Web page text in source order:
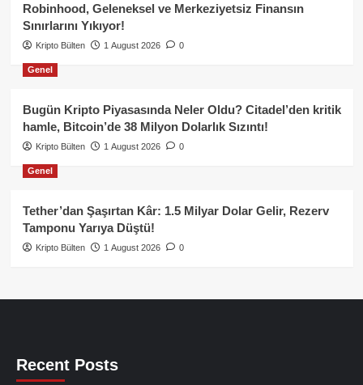
Robinhood, Geleneksel ve Merkeziyetsiz Finansın
Sınırlarını Yıkıyor!
Kripto Bülten 1 August 2026 0
Genel
Bugün Kripto Piyasasında Neler Oldu? Citadel’den kritik
hamle, Bitcoin’de 38 Milyon Dolarlık Sızıntı!
Kripto Bülten 1 August 2026 0
Genel
Tether’dan Şaşırtan Kâr: 1.5 Milyar Dolar Gelir, Rezerv
Tamponu Yarıya Düştü!
Kripto Bülten 1 August 2026 0
Recent Posts